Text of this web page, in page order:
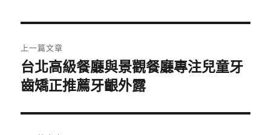
章
導
覽
上一篇文章
上
一
文
台北高級餐廳與景觀餐廳專注兒童牙
齒矯正推薦牙齦外露